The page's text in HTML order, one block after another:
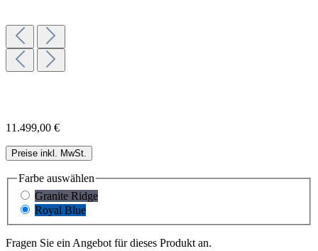
11.499,00 €
Preise inkl. MwSt.
Farbe auswählen
Granite Ridge
Royal Blue
Fragen Sie ein Angebot für dieses Produkt an.